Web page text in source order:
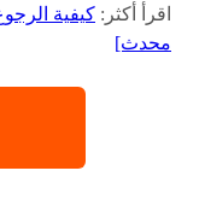
اقرأ أكثر:
محدث]